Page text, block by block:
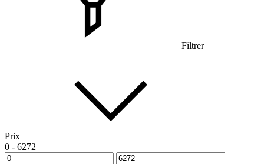
Filtrer
Prix
0 - 6272